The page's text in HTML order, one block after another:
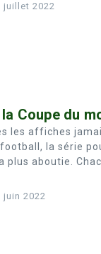
juillet 2022
Coupe du
les affiches
la série
plus aboutie.
juin 2022